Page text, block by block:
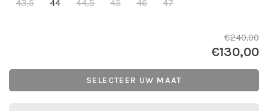
43,5
44 44,5 45 46 47
€240,00
€130,00
SELECTEER UW MAAT